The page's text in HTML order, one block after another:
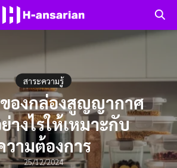
สาระความรู้
องกล่องสูญญากาศ
างไรให้เหมาะกับ
วามต้องการ
25/12/2024